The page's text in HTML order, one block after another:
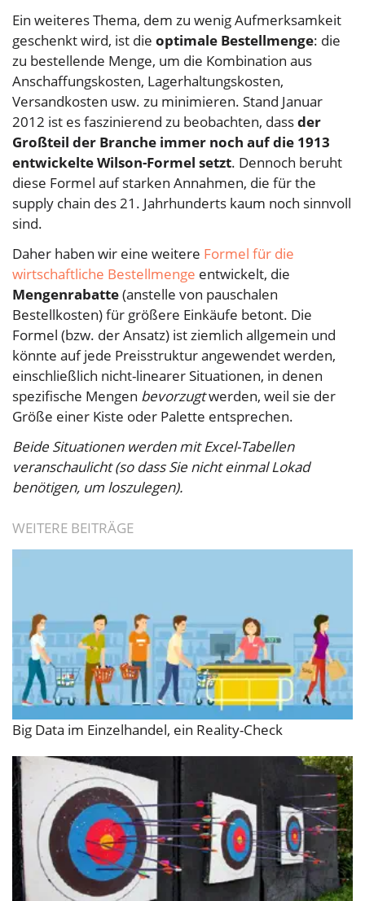
Ein weiteres Thema, dem zu wenig Aufmerksamkeit
geschenkt wird, ist die optimale Bestellmenge: die
zu bestellende Menge, um die Kombination aus
Anschaffungskosten, Lagerhaltungskosten,
Versandkosten usw. zu minimieren. Stand Januar
2012 ist es faszinierend zu beobachten, dassder
Großteil der Branche immer noch auf die 1913
entwickelte Wilson-Formel setzt. Dennoch beruht
diese Formel auf starken Annahmen, die für the
supply chain des 21. Jahrhunderts kaum noch sinnvoll
sind.
Daher haben wir eine weitere Formel für die
wirtschaftliche Bestellmenge entwickelt, die
Mengenrabatte(anstelle von pauschalen
Bestellkosten) für größere Einkäufe betont. Die
Formel (bzw. der Ansatz) ist ziemlich allgemein und
könnte auf jede Preisstruktur angewendet werden,
einschließlich nicht-linearer Situationen, in denen
spezifische Mengen bevorzugtwerden, weil sie der
Größe einer Kiste oder Palette entsprechen.
Beide Situationen werden mit Excel-Tabellen
veranschaulicht (so dass Sie nicht einmal Lokad
benötigen, um loszulegen).
WEITERE BEITRÄGE
Big Data im Einzelhandel, ein Reality-Check